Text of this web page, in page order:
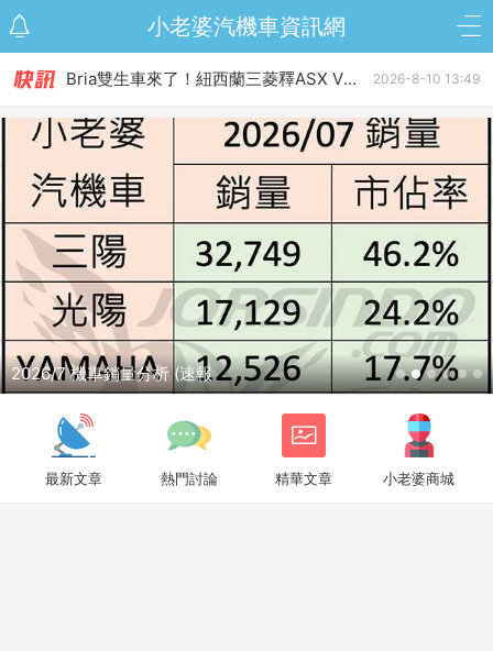
小老婆汽機車資訊網 2026-8-10 15:41
Honda經銷端釋新年式Prelude資訊，換黑內裝並追加雙色特仕版？！
Bria雙生車來了！紐西蘭三菱釋ASX VR-e定裝照，今年底開賣！
2026-8-10 12:10
[大陆车讯] 本田NSS350变相降价，雅马哈XMAX价格坚挺，豪爵TVL350变...
2026-8-10 12:06
[大陆车讯] 五羊本田最贵最豪华的150踏板来了，NWZ150完成申报！
2026-8-10 15:41
Honda經銷端釋新年式Prelude資訊，換黑內裝並追加雙色特仕版？！
2026/7 機車銷量分析 (速報
最新文章 熱門討論 精華文章 小老婆商城